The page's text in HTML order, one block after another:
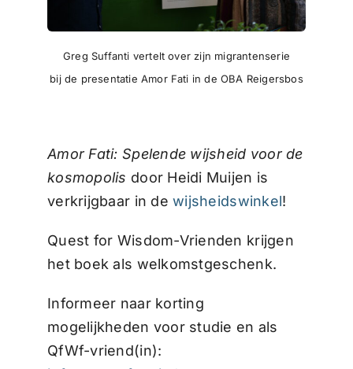
Greg Suffanti vertelt over zijn migrantenserie
bij de presentatie Amor Fati in de OBA Reigersbos
Amor Fati: Spelende wijsheid voor de
kosmopolis door Heidi Muijen is
verkrijgbaar in dewijsheidswinkel!
Quest for Wisdom-Vrienden krijgen
het boek als welkomstgeschenk.
Informeer naar korting
mogelijkheden voor studie en als
QfWf-vriend(in):